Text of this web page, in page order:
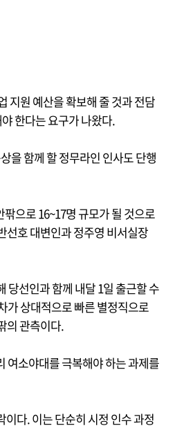
지원 예산을 확보해 줄 것과 전담
한다는 요구가 나왔다.
을 함께 할 정무라인 인사도 단행
으로 16~17명 규모가 될 것으로
선호 대변인과 정주영 비서실장
당선인과 함께 내달 1일 출근할 수
가 상대적으로 빠른 별정직으로
의 관측이다.
여소야대를 극복해야 하는 과제를
이다. 이는 단순히 시정 인수 과정